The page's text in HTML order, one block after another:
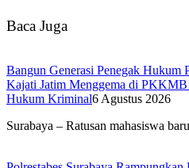
Baca Juga
Bangun Generasi Penegak Hukum
Kajati Jatim Menggema di
Hukum Kriminal6 Agustus 2026
Surabaya – Ratusan mahasiswa